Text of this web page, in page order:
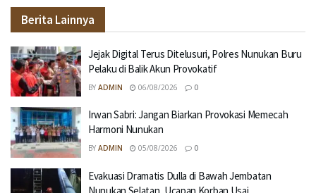
Berita Lainnya
Jejak Digital Terus Ditelusuri, Polres Nunukan Buru
Pelaku di Balik Akun Provokatif
BY ADMIN 06/08/2026 0
Irwan Sabri: Jangan Biarkan Provokasi Memecah
Harmoni Nunukan
BY ADMIN 05/08/2026 0
Evakuasi Dramatis Dulla di Bawah Jembatan
Nunukan Selatan, Ucapan Korban Usai